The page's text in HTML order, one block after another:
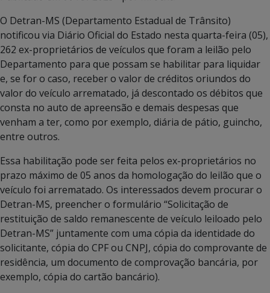
O Detran-MS (Departamento Estadual de Trânsito)
notificou via Diário Oficial do Estado nesta quarta-feira (05),
262 ex-proprietários de veículos que foram a leilão pelo
Departamento para que possam se habilitar para liquidar
e, se for o caso, receber o valor de créditos oriundos do
valor do veículo arrematado, já descontado os débitos que
consta no auto de apreensão e demais despesas que
venham a ter, como por exemplo, diária de pátio, guincho,
entre outros.
Essa habilitação pode ser feita pelos ex-proprietários no
prazo máximo de 05 anos da homologação do leilão que o
veículo foi arrematado. Os interessados devem procurar o
Detran-MS, preencher o formulário “Solicitação de
restituição de saldo remanescente de veículo leiloado pelo
Detran-MS” juntamente com uma cópia da identidade do
solicitante, cópia do CPF ou CNPJ, cópia do comprovante de
residência, um documento de comprovação bancária, por
exemplo, cópia do cartão bancário).